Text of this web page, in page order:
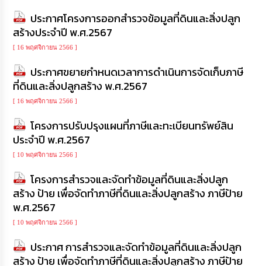
การ
ติดต่อ
ประกาศโครงการออกสำรวจข้อมูลที่ดินและสิ่งปลูก
สร้างประจำปี พ.ศ.2567
[ 16 พฤศจิกายน 2566 ]
ประกาศขยายกำหนดเวลาการดำเนินการจัดเก็บภาษี
ที่ดินและสิ่งปลูกสร้าง พ.ศ.2567
[ 16 พฤศจิกายน 2566 ]
โครงการปรับปรุงแผนที่ภาษีและทะเบียนทรัพย์สิน
ประจำปี พ.ศ.2567
[ 10 พฤศจิกายน 2566 ]
โครงการสำรวจและจัดทำข้อมูลที่ดินและสิ่งปลูก
สร้าง ป้าย เพื่อจัดทำภาษีที่ดินและสิ่งปลูกสร้าง ภาษีป้าย
พ.ศ.2567
[ 10 พฤศจิกายน 2566 ]
ประกาศ การสำรวจและจัดทำข้อมูลที่ดินและสิ่งปลูก
สร้าง ป้าย เพื่อจัดทำภาษีที่ดินและสิ่งปลูกสร้าง ภาษีป้าย